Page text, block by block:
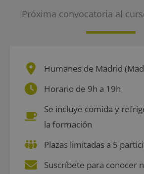
Próxima convocatoria al
Humanes de Madrid
Horario de 9h a 19h
Se incluye comida y
la formación
Plazas limitadas a 5
Suscríbete para conocer